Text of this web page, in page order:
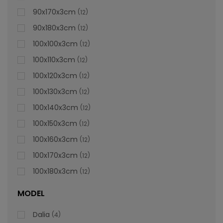
90x170x3cm 12
90x180x3cm 12
100x100x3cm 12
100x110x3cm 12
100x120x3cm 12
100x130x3cm 12
100x140x3cm 12
100x150x3cm 12
100x160x3cm 12
100x170x3cm 12
100x180x3cm 12
MODEL
Dalia 4